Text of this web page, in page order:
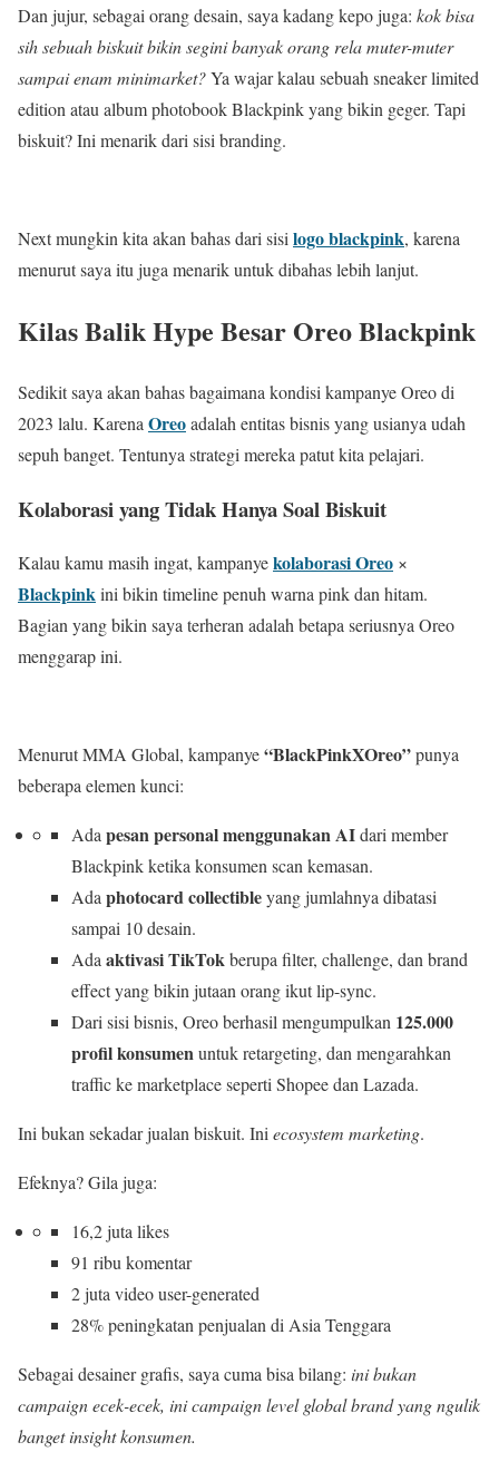
Dan jujur, sebagai orang desain, saya kadang kepo juga: kok bisa
sih sebuah biskuit bikin segini banyak orang rela muter-muter
sampai enam minimarket?Ya wajar kalau sebuah sneaker limited
edition atau album photobook Blackpink yang bikin geger. Tapi
biskuit? Ini menarik dari sisi branding.
Next mungkin kita akan bahas dari sisi logo blackpink, karena
menurut saya itu juga menarik untuk dibahas lebih lanjut.
Kilas Balik Hype Besar Oreo Blackpink
Sedikit saya akan bahas bagaimana kondisi kampanye Oreo di
2023 lalu. Karena Oreoadalah entitas bisnis yang usianya udah
sepuh banget. Tentunya strategi mereka patut kita pelajari.
Kolaborasi yang Tidak Hanya Soal Biskuit
Kalau kamu masih ingat, kampanyekolaborasi Oreo ×
Blackpinkini bikin timeline penuh warna pink dan hitam.
Bagian yang bikin saya terheran adalah betapa seriusnya Oreo
menggarap ini.
Menurut MMA Global, kampanye“BlackPinkXOreo”punya
beberapa elemen kunci:
Adapesan personal menggunakan AIdari member
Blackpink ketika konsumen scan kemasan.
Adaphotocard collectibleyang jumlahnya dibatasi
sampai 10 desain.
Adaaktivasi TikTokberupa filter, challenge, dan brand
effect yang bikin jutaan orang ikut lip-sync.
Dari sisi bisnis, Oreo berhasil mengumpulkan 125.000
profil konsumenuntuk retargeting, dan mengarahkan
traffic ke marketplace seperti Shopee dan Lazada.
Ini bukan sekadar jualan biskuit. Iniecosystem marketing.
Efeknya? Gila juga:
16,2 juta likes
91 ribu komentar
2 juta video user-generated
28% peningkatan penjualan di Asia Tenggara
Sebagai desainer grafis, saya cuma bisa bilang: ini bukan
campaign ecek-ecek, ini campaign level global brand yang ngulik
banget insight konsumen.